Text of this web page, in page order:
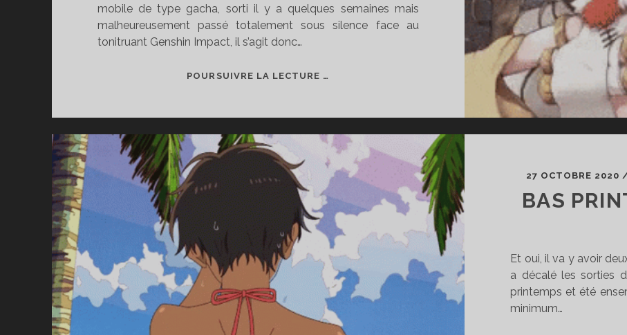
mobile de type gacha, sorti il y a quelques semaines mais
malheureusement passé totalement sous silence face au
tonitruant Genshin Impact, il s’agit donc…
POURSUIVRE LA LECTURE …
GACHA
PASSÉ
INAPERÇU
27 OCTOBRE 2020
BAS
Et oui, il va y avoir
a décalé les sorties
printemps et été
minimum…